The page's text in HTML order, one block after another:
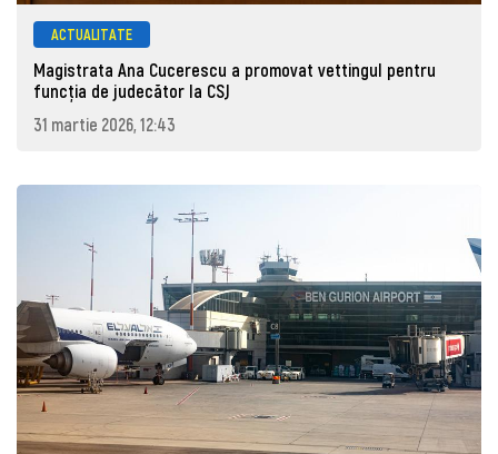
ACTUALITATE
Magistrata Ana Cucerescu a promovat vettingul pentru
funcția de judecător la CSJ
31 martie 2026, 12:43